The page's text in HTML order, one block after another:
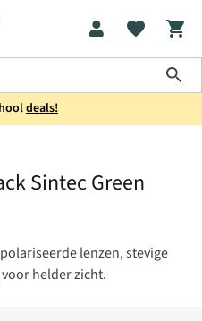
deals!
Sintec Green
lenzen, stevige
helder zicht.